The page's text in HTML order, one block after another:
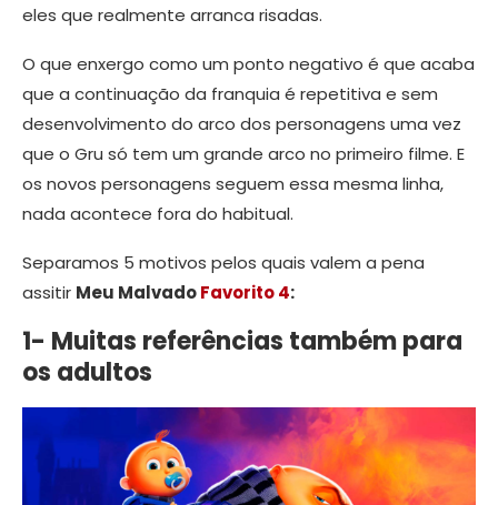
eles que realmente arranca risadas.
O que enxergo como um ponto negativo é que acaba
que a continuação da franquia é repetitiva e sem
desenvolvimento do arco dos personagens uma vez
que o Gru só tem um grande arco no primeiro filme. E
os novos personagens seguem essa mesma linha,
nada acontece fora do habitual.
Separamos 5 motivos pelos quais valem a pena
assitir Meu MalvadoFavorito 4:
1- Muitas referências também para
os adultos